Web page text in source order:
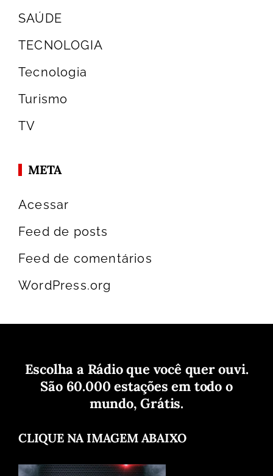
SAÚDE
TECNOLOGIA
Tecnologia
Turismo
TV
META
Acessar
Feed de posts
Feed de comentários
WordPress.org
Escolha a Rádio que você quer ouvi.
São 60.000 estações em todo o
mundo, Grátis.
CLIQUE NA IMAGEM ABAIXO